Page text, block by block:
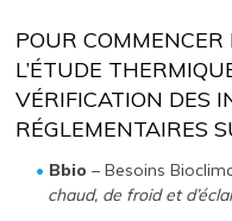
POUR
L’ÉTUDE
VÉRIFICATION DES
RÉGLEMENTAIRES
Bbio – Besoins
chaud, de froid et